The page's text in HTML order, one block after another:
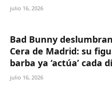
julio 16, 2026
Bad Bunny
Cera de Madrid: su
barba ya ‘actúa’ cada
julio 16, 2026